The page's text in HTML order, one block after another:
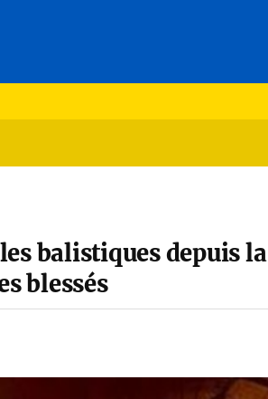
balistiques depuis la
blessés